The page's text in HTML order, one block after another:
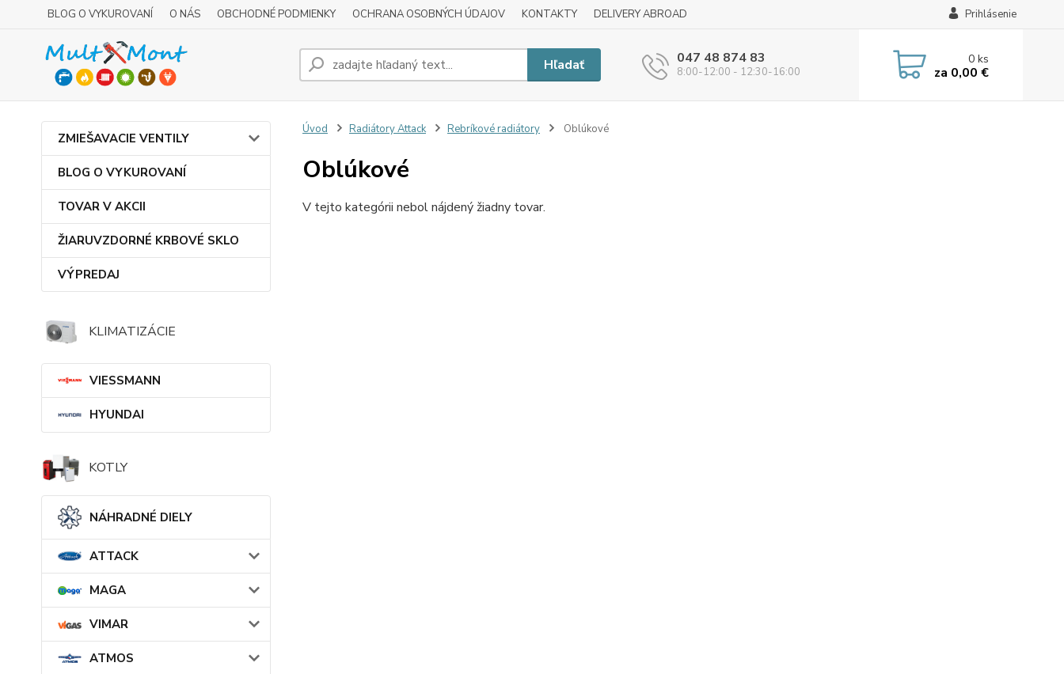
BLOG O VYKUROVANÍ O NÁS OBCHODNÉ PODMIENKY OCHRANA OSOBNÝCH ÚDAJOV KONTAKTY DELIVERY ABROAD Prihlásenie
Hľadať 047 48 874 83
8:00-12:00 - 12:30-16:00
0ks
za 0,00 €
ZMIEŠAVACIE VENTILY
BLOG O VYKUROVANÍ
TOVAR V AKCII
ŽIARUVZDORNÉ KRBOVÉ SKLO
VÝPREDAJ
KLIMATIZÁCIE
VIESSMANN
HYUNDAI
KOTLY
NÁHRADNÉ DIELY
ATTACK
MAGA
VIMAR
ATMOS
Úvod Radiátory Attack Rebríkové radiátory Oblúkové
Oblúkové
V tejto kategórii nebol nájdený žiadny tovar.